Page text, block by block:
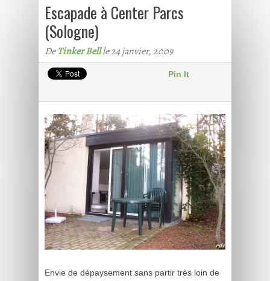
Escapade à Center Parcs
(Sologne)
DeTinker Bellle 24 janvier, 2009
Pin It
Envie de dépaysement sans partir très loin de